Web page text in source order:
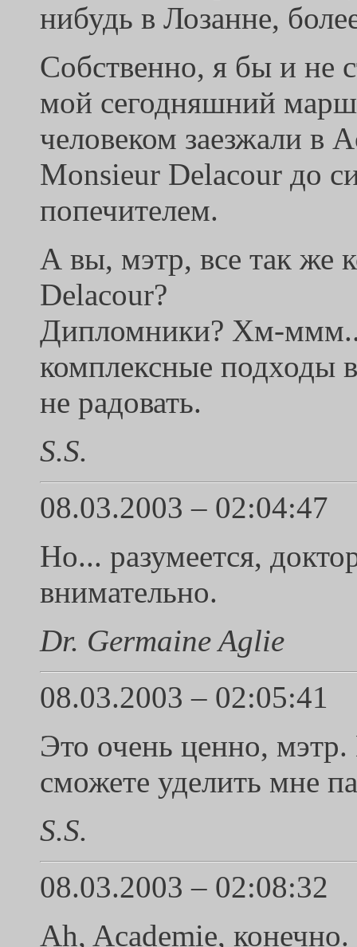
нибудь в Лозанне,
Собственно, я бы и не
мой сегодняшний
человеком заезжали в
Monsieur Delacour до
попечителем.
А вы, мэтр, все так же
Delacour?
Дипломники? Хм-
комплексные подходы
не радовать.
S.S.
08.03.2003 – 02:04:47
Но... разумеется,
внимательно.
Dr. Germaine Aglie
08.03.2003 – 02:05:41
Это очень ценно,
сможете уделить мне
S.S.
08.03.2003 – 02:08:32
Ah, Academie,